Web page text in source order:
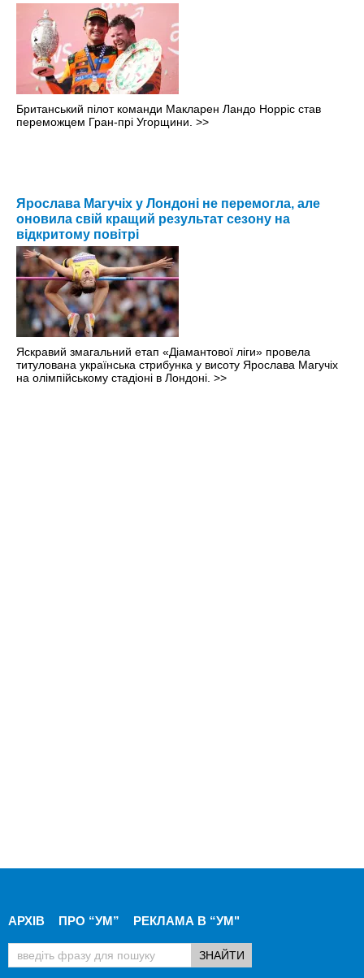
Британський пілот команди Макларен Ландо Норріс став
переможцем Гран-прі Угорщини. >>
Ярослава Магучіх у Лондоні не перемогла, але
оновила свій кращий результат сезону на
відкритому повітрі
Яскравий змагальний етап «Діамантової ліги» провела
титулована українська стрибунка у висоту Ярослава Магучіх
на олімпійському стадіоні в Лондоні. >>
АРХІВ ПРО “УМ” РЕКЛАМА В “УМ"